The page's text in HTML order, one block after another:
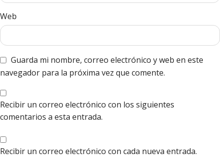
Web
Guarda mi nombre, correo electrónico y web en este
navegador para la próxima vez que comente.
Recibir un correo electrónico con los siguientes
comentarios a esta entrada.
Recibir un correo electrónico con cada nueva entrada.